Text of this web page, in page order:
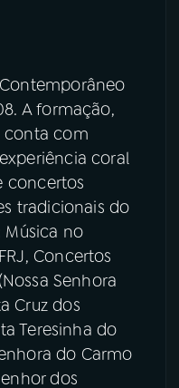
A formação,
conta com
coral
concertos
tradicionais do
no
Concertos
Senhora
Cruz dos
Teresinha do
do Carmo
dos